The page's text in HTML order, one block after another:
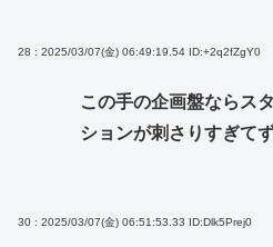
28 : 2025/03/07(金) 06:49:19.54 ID:+2q2fZgY0
この手の企画盤ならス
ションが刺さりすぎて
30 : 2025/03/07(金) 06:51:53.33 ID:Dlk5Prej0